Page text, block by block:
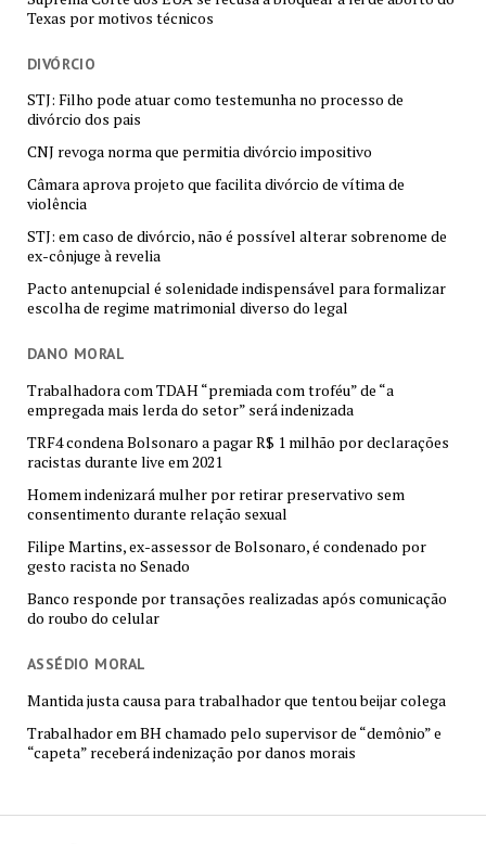
Texas por motivos técnicos
DIVÓRCIO
STJ: Filho pode atuar como testemunha no processo de
divórcio dos pais
CNJ revoga norma que permitia divórcio impositivo
Câmara aprova projeto que facilita divórcio de vítima de
violência
STJ: em caso de divórcio, não é possível alterar sobrenome de
ex-cônjuge à revelia
Pacto antenupcial é solenidade indispensável para formalizar
escolha de regime matrimonial diverso do legal
DANO MORAL
Trabalhadora com TDAH “premiada com troféu” de “a
empregada mais lerda do setor” será indenizada
TRF4 condena Bolsonaro a pagar R$ 1 milhão por declarações
racistas durante live em 2021
Homem indenizará mulher por retirar preservativo sem
consentimento durante relação sexual
Filipe Martins, ex-assessor de Bolsonaro, é condenado por
gesto racista no Senado
Banco responde por transações realizadas após comunicação
do roubo do celular
ASSÉDIO MORAL
Mantida justa causa para trabalhador que tentou beijar colega
Trabalhador em BH chamado pelo supervisor de “demônio” e
“capeta” receberá indenização por danos morais